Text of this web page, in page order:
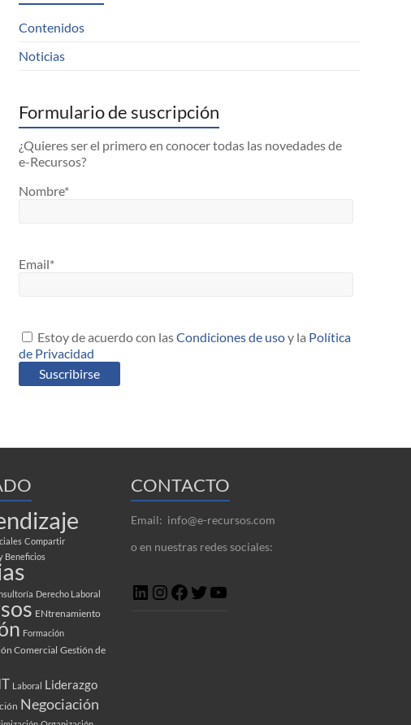
Contenidos
Noticias
Formulario de suscripción
¿Quieres ser el primero en conocer todas las novedades de
e-Recursos?
Nombre*
Email*
Estoy de acuerdo con lasCondiciones de usoy la Política
de Privacidad
Compartir
Beneficios
Derecho Laboral
ENtrenamiento
Formación
Comercial Gestión de
Laboral Liderazgo
Negociación
CONTACTO
Email: info@e-recursos.com
o en nuestras redes sociales: